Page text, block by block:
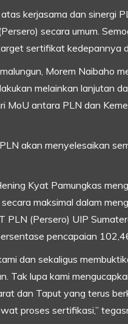
kerjasama dan sinergi
secara umum.
sertifikat kedepannya
Morem Naibaho
melainkan lanjutan
MoU antara PLN dan
akan menyelesaikan
Kyat Pamungkas
maksimal dalam
(Persero) UIP
pencapaian
dan sekaligus
Tak lupa kami
dan Taput yang terus
proses sertifikasi,”